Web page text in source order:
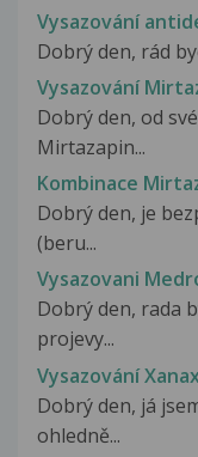
Vysazování
Dobrý den, rád
Vysazování
Dobrý den, od
Mirtazapin...
Kombinace
Dobrý den, je
(beru...
Vysazovani
Dobrý den, rada
projevy...
Vysazování
Dobrý den, já
ohledně...